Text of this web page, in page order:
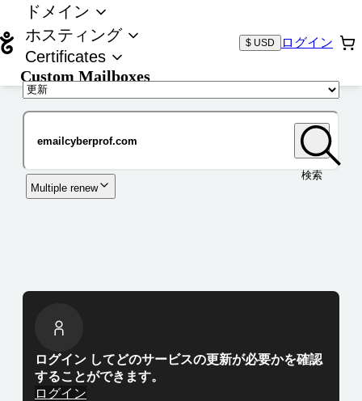
ドメイン
ホスティング
Certificates
Custom Mailboxes
$ USD ログイン
検索
Multiple renew
ログイン してどのサービスの更新が必要かを確認
することができます。
ログイン